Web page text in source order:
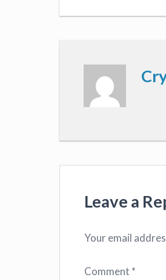
Leave a
Your email
Comment *